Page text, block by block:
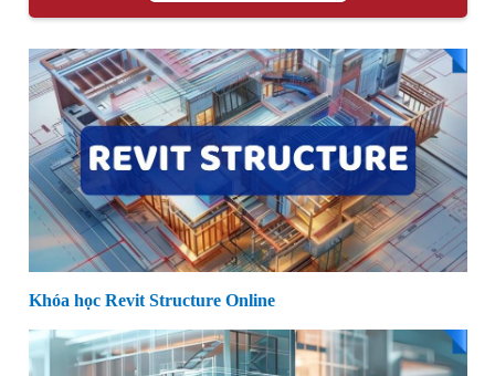
Khóa học Revit Structure Online